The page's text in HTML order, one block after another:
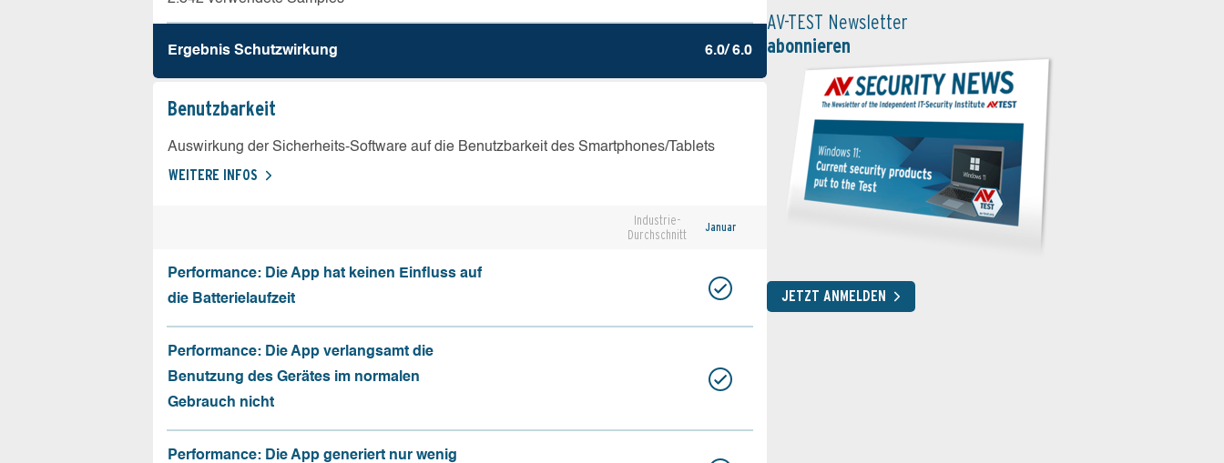
Ergebnis Schutz­wirkung 6.0/ 6.0
Benutz­barkeit
Auswirkung der Sicherheits-Software auf die Benutzbarkeit des Smartphones/Tablets
WEITERE INFOS
Industrie-
Durchschnitt
Januar
Performance: Die App hat keinen Einfluss auf
die Batterielaufzeit
Performance: Die App verlangsamt die
Benutzung des Gerätes im normalen
Gebrauch nicht
Performance: Die App generiert nur wenig
AV-TEST Newsletter
abonnieren
JETZT ANMELDEN